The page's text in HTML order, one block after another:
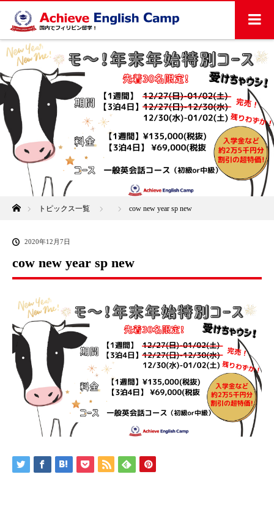
ホームトピックス一覧 cow new year sp new
2020年12月7日
cow new year sp new